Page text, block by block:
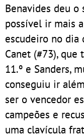
Benavides deu o
possível ir mais
escudeiro no dia
Canet (#73), que
11.º e Sanders,
conseguiu ir
ser o vencedor
campeões e
uma clavícula